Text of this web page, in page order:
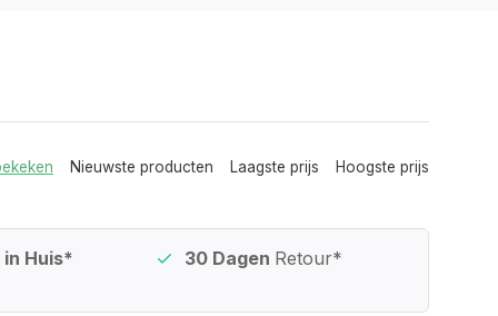
Nieuwste producten Laagste prijs Hoogste prijs
Huis* 30 Dagen Retour*